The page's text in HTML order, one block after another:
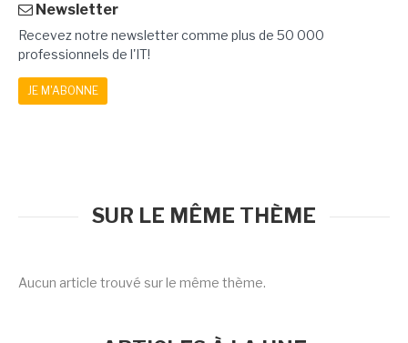
Newsletter
Recevez notre newsletter comme plus de 50 000
professionnels de l'IT!
JE M'ABONNE
SUR LE MÊME THÈME
Aucun article trouvé sur le même thème.